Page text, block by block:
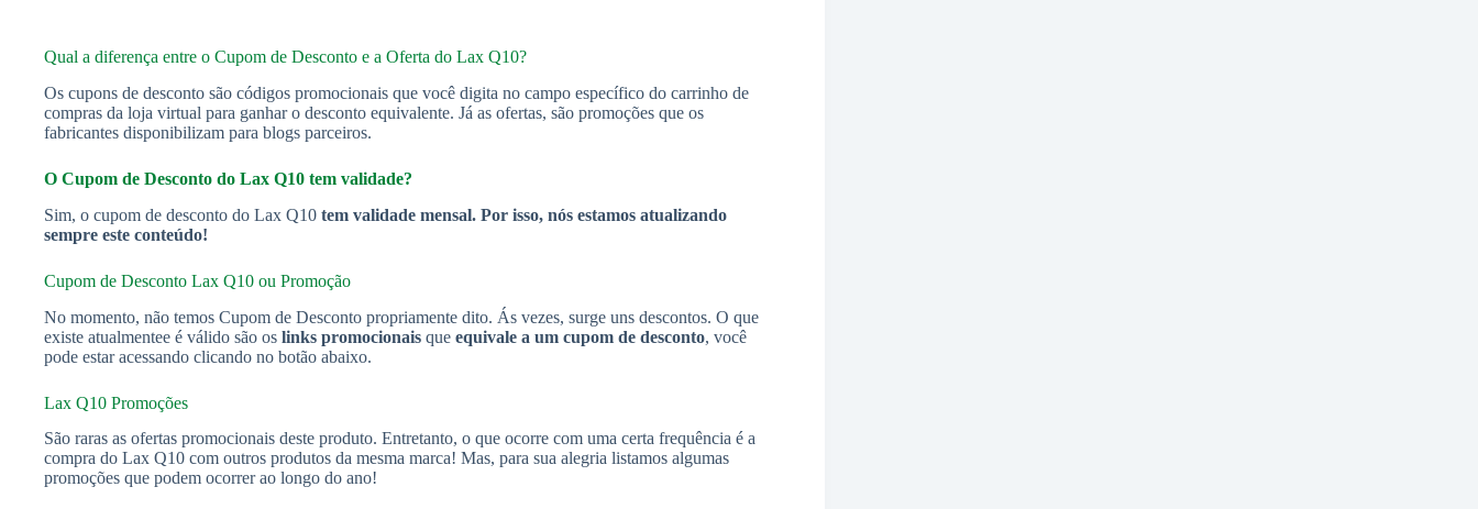
Qual a diferença entre o Cupom de Desconto e a Oferta do Lax Q10?
Os cupons de desconto são códigos promocionais que você digita no campo específico do carrinho de
compras da loja virtual para ganhar o desconto equivalente. Já as ofertas, são promoções que os
fabricantes disponibilizam para blogs parceiros.
O Cupom de Desconto do Lax Q10 tem validade?
Sim, o cupom de desconto do Lax Q10 tem validade mensal. Por isso, nós estamos atualizando
sempre este conteúdo!
Cupom de Desconto Lax Q10 ou Promoção
No momento, não temos Cupom de Desconto propriamente dito. Ás vezes, surge uns descontos. O que
existe atualmentee é válido são os links promocionais que equivale a um cupom de desconto, você
pode estar acessando clicando no botão abaixo.
Lax Q10 Promoções
São raras as ofertas promocionais deste produto. Entretanto, o que ocorre com uma certa frequência é a
compra do Lax Q10 com outros produtos da mesma marca! Mas, para sua alegria listamos algumas
promoções que podem ocorrer ao longo do ano!